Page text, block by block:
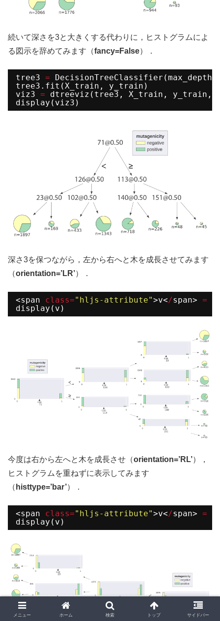
続いて深さを3と大きくする代わりに，ヒストグラムによ
る図示を辞めてみます（fancy=False）．
tree3 = DecisionTreeClassifier(max_depth
tree3.fit(X_train, y_train)
viz3 =
dtreeviz(tree3, X_train, y_train,
display(viz3)
深さ3を保つながら，左から右へと木を成長させてみます
（orientation=’LR’）．
<span class="hljs-attribute">v</span> =
display(v)
今度は右から左へと木を成長させ（orientation=’RL’），
ヒストグラムを重ねずに表示してみます
（ histtype=’bar’）．
<span class="hljs-attribute">v</span> =
display(v)
メニュー ホーム 検索 トップ サイドバー